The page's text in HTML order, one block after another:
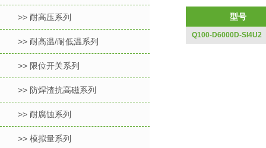
>> 耐高压系列
>> 耐高温/耐低温系列
>> 限位开关系列
>> 防焊渣抗高磁系列
>> 耐腐蚀系列
>> 模拟量系列
型号
Q100-D6000D-SI4U2